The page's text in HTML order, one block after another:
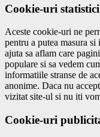
Cookie-uri statistici
Aceste cookie-uri ne
pentru a putea masura
ajuta sa aflam care
populare si sa vedem
informatiile stranse de
anonime. Daca nu
vizitat site-ul si nu iti
Cookie-uri